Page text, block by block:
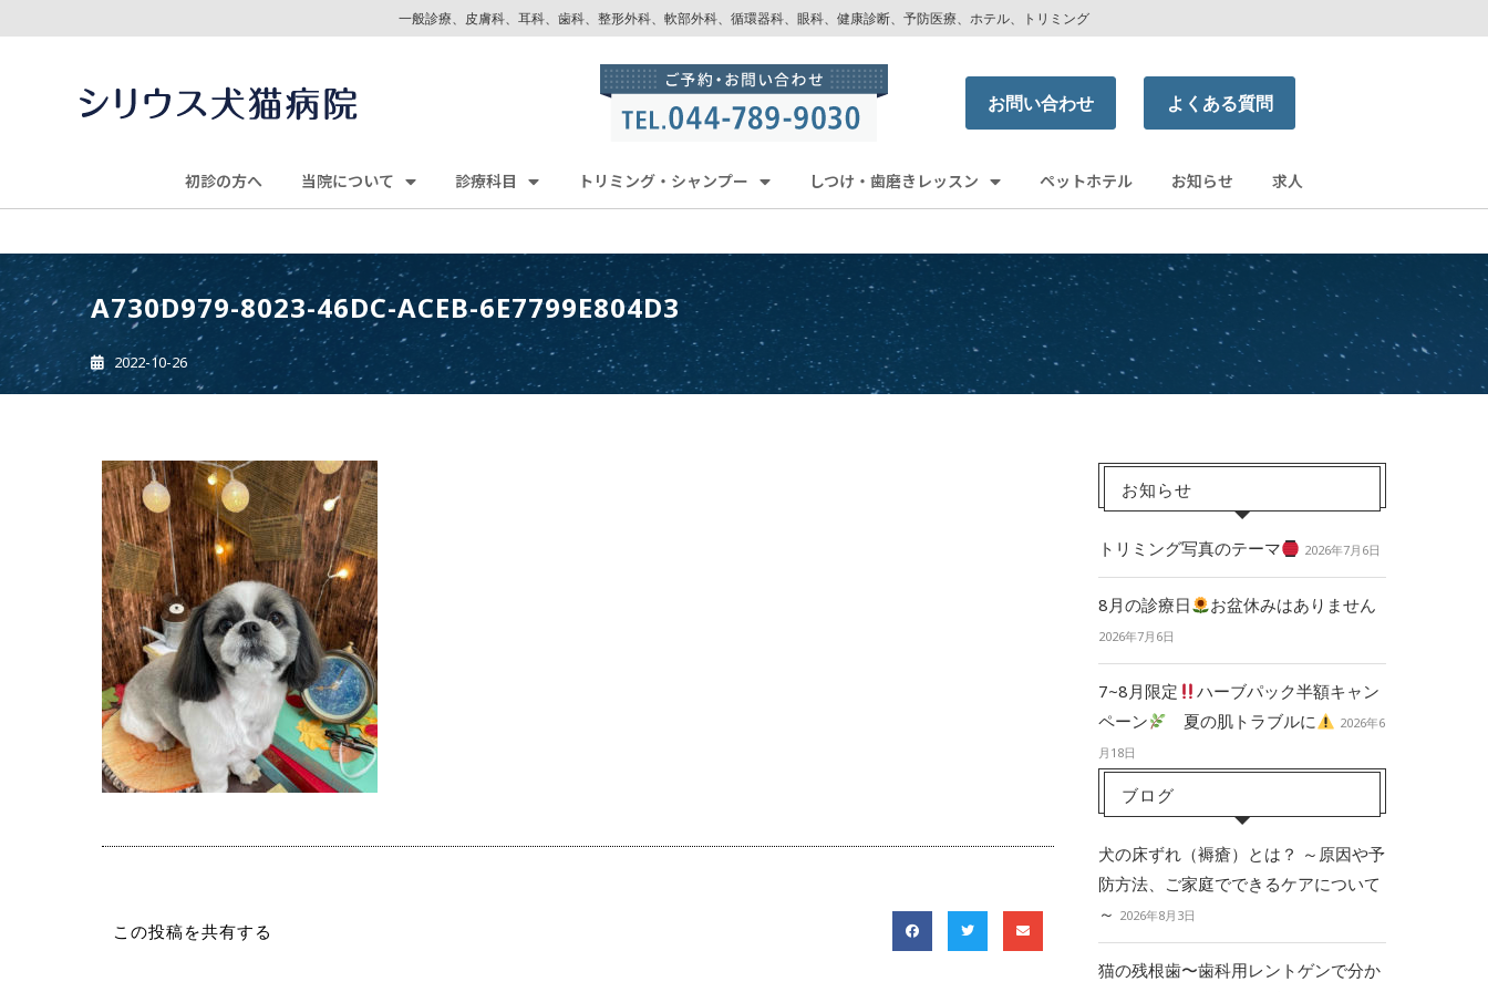
一般診療、皮膚科、耳科、歯科、整形外科、軟部外科、循環器科、眼科、健康診断、予防医療、ホテル、トリミング
お問い合わせ よくある質問
初診の方へ 当院について 診療科目 トリミング・シャンプー しつけ・歯磨きレッスン ペットホテル お知らせ 求人
A730D979-8023-46DC-ACEB-6E7799E804D3
2022-10-26
この投稿を共有する
お知らせ
トリミング写真のテーマ 2026年7月6日
8月の診療日 お盆休みはありません
2026年7月6日
7~8月限定
ハーブパック半額キャン
ペーン
夏の肌トラブルに
2026年6
月18日
ブログ
犬の床ずれ（褥瘡）とは？ ～原因や予
防方法、ご家庭でできるケアについて
～ 2026年8月3日
猫の残根歯〜歯科用レントゲンで分か